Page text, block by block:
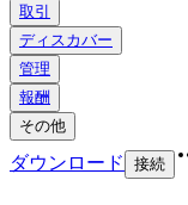
取引
ディスカバー
管理
報酬
その他
ダウンロード 接続